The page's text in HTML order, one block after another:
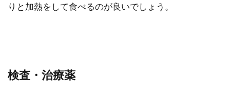
りと加熱をして食べるのが良いでしょう。
検査・治療薬